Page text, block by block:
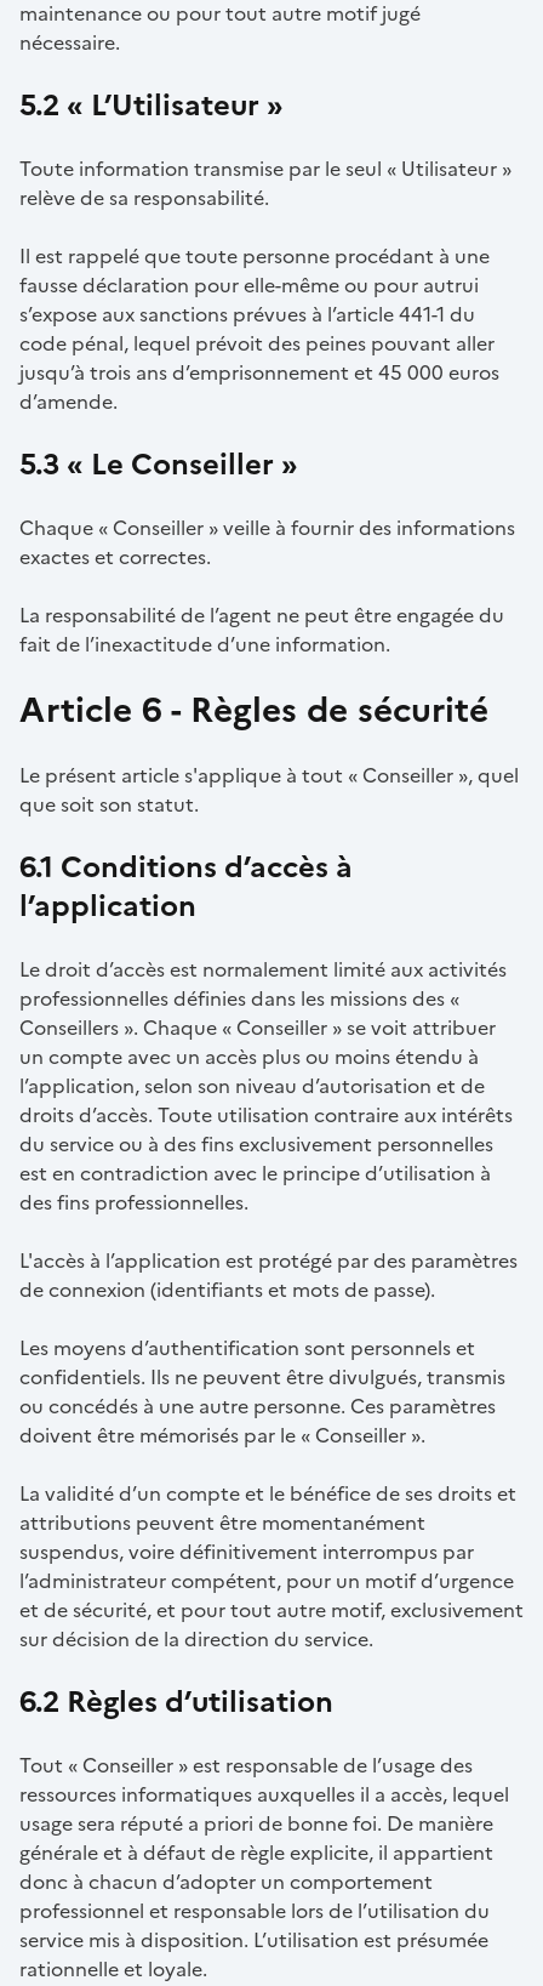
maintenance ou pour tout autre motif jugé
nécessaire.
5.2 « L’Utilisateur »
Toute information transmise par le seul « Utilisateur »
relève de sa responsabilité.
Il est rappelé que toute personne procédant à une
fausse déclaration pour elle-même ou pour autrui
s’expose aux sanctions prévues à l’article 441-1 du
code pénal, lequel prévoit des peines pouvant aller
jusqu’à trois ans d’emprisonnement et 45 000 euros
d’amende.
5.3 « Le Conseiller »
Chaque « Conseiller » veille à fournir des informations
exactes et correctes.
La responsabilité de l’agent ne peut être engagée du
fait de l’inexactitude d’une information.
Article 6 - Règles de sécurité
Le présent article s'applique à tout « Conseiller », quel
que soit son statut.
6.1 Conditions d’accès à
l’application
Le droit d’accès est normalement limité aux activités
professionnelles définies dans les missions des «
Conseillers ». Chaque « Conseiller » se voit attribuer
un compte avec un accès plus ou moins étendu à
l’application, selon son niveau d’autorisation et de
droits d’accès. Toute utilisation contraire aux intérêts
du service ou à des fins exclusivement personnelles
est en contradiction avec le principe d’utilisation à
des fins professionnelles.
L'accès à l’application est protégé par des paramètres
de connexion (identifiants et mots de passe).
Les moyens d’authentification sont personnels et
confidentiels. Ils ne peuvent être divulgués, transmis
ou concédés à une autre personne. Ces paramètres
doivent être mémorisés par le « Conseiller ».
La validité d’un compte et le bénéfice de ses droits et
attributions peuvent être momentanément
suspendus, voire définitivement interrompus par
l’administrateur compétent, pour un motif d’urgence
et de sécurité, et pour tout autre motif, exclusivement
sur décision de la direction du service.
6.2 Règles d’utilisation
Tout « Conseiller » est responsable de l’usage des
ressources informatiques auxquelles il a accès, lequel
usage sera réputé a priori de bonne foi. De manière
générale et à défaut de règle explicite, il appartient
donc à chacun d’adopter un comportement
professionnel et responsable lors de l’utilisation du
service mis à disposition. L’utilisation est présumée
rationnelle et loyale.